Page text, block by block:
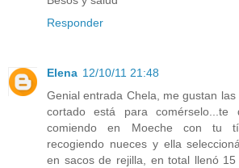
Responder
Elena 12/10/11 21:48
Genial entrada Chela, me gustan
cortado está para
comiendo en Moeche con tu
recogiendo nueces y ella
en sacos de rejilla, en total llenó